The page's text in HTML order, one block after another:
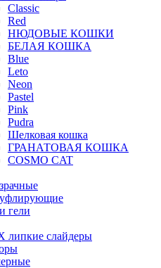
Classic
Red
НЮДОВЫЕ КОШКИ
БЕЛАЯ КОШКА
Blue
Leto
Neon
Pastel
Pink
Pudra
Шелковая кошка
ГРАНАТОВАЯ КОШКА
COSMO CAT
гели
липкие слайдеры